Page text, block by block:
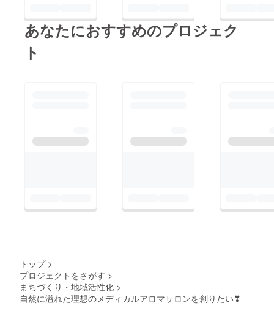
あなたにおすすめのプロジェク
ト
トップ >
プロジェクトをさがす >
まちづくり・地域活性化 >
自然に溢れた理想のメディカルアロマサロンを創りたい❣